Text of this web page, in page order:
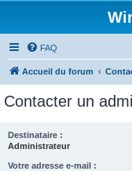
FAQ
Accueil du forum
Contacter un
Destinataire :
Administrateur
Votre adresse e-mail :